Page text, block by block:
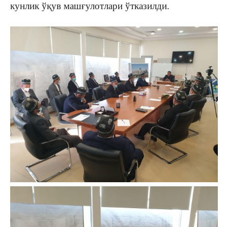
кунлик ўқув машғулотлари ўтказилди.